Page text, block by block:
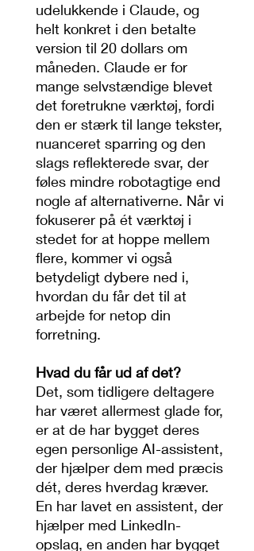
udelukkende i Claude, og
helt konkret i den betalte
version til 20 dollars om
måneden. Claude er for
mange selvstændige blevet
det foretrukne værktøj, fordi
den er stærk til lange tekster,
nuanceret sparring og den
slags reflekterede svar, der
føles mindre robotagtige end
nogle af alternativerne. Når vi
fokuserer på ét værktøj i
stedet for at hoppe mellem
flere, kommer vi også
betydeligt dybere ned i,
hvordan du får det til at
arbejde for netop din
forretning.
Hvad du får ud af det?
Det, som tidligere deltagere
har været allermest glade for,
er at de har bygget deres
egen personlige AI-assistent,
der hjælper dem med præcis
dét, deres hverdag kræver.
En har lavet en assistent, der
hjælper med LinkedIn-
opslag, en anden har bygget